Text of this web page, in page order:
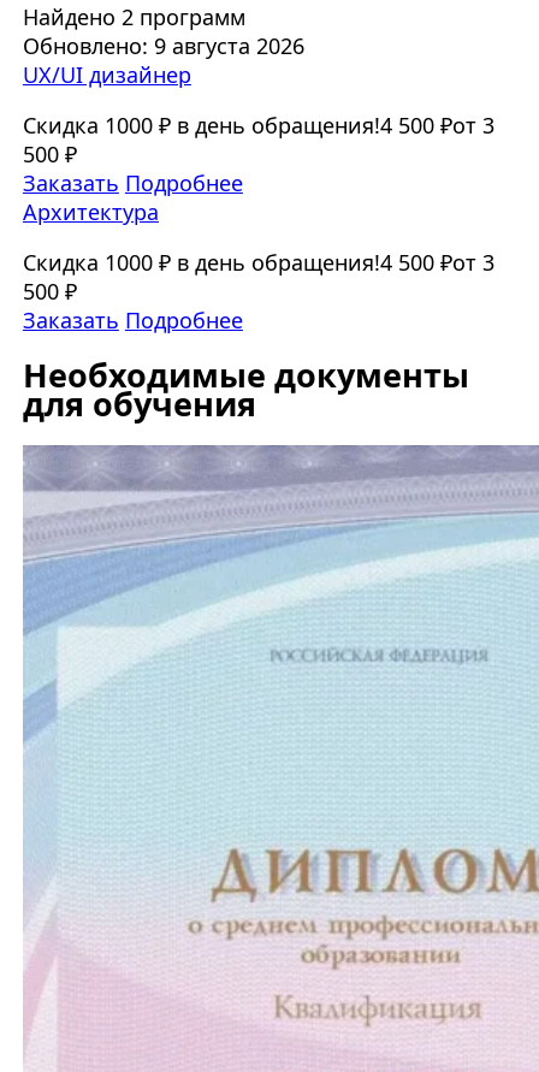
Найдено 2 программ
Обновлено: 9 августа 2026
UX/UI дизайнер
Скидка 1000 ₽ в день обращения!4 500 ₽от 3
500 ₽
Заказать Подробнее
Архитектура
Скидка 1000 ₽ в день обращения!4 500 ₽от 3
500 ₽
Заказать Подробнее
Необходимые документы
для обучения